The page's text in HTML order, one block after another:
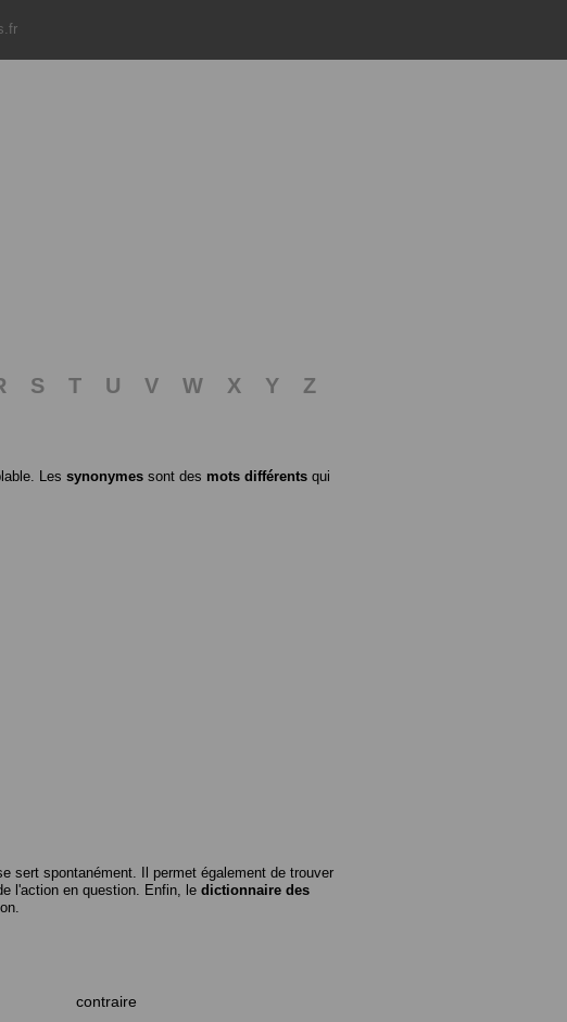
S T U V W X Y
Z
Les synonymes sont des mots différents qui
sert spontanément. Il permet également de trouver
l'action en question. Enfin, le dictionnaire des
contraire